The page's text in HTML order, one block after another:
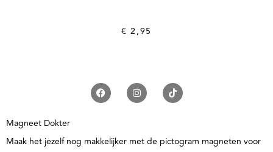
€ 2,95
Magneet Dokter
Maak het jezelf nog makkelijker met de pictogram magneten voor